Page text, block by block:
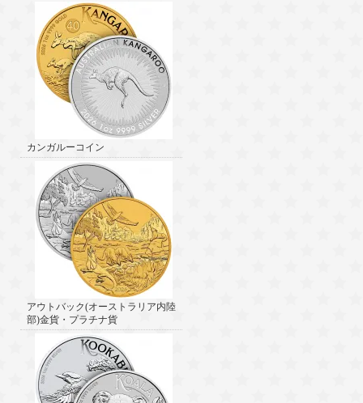
カンガルーコイン
アウトバック(オーストラリア内陸
部)金貨・プラチナ貨